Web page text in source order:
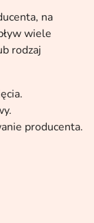
na
wiele
rodzaj
producenta.